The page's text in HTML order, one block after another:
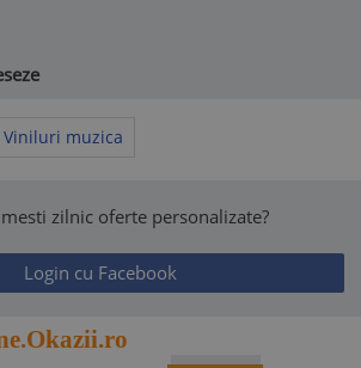
Viniluri muzica
zilnic oferte personalizate?
Login cu Facebook